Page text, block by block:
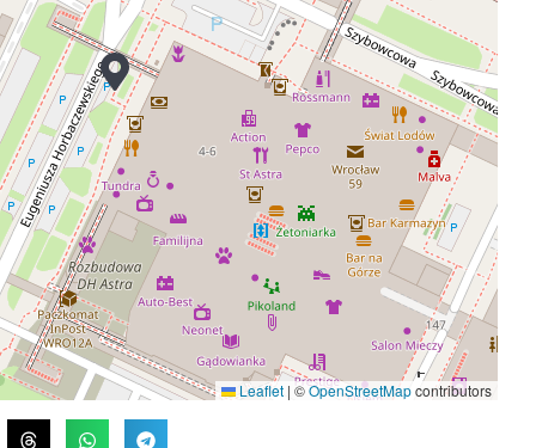
Leaflet | ©OpenStreetMapcontributors